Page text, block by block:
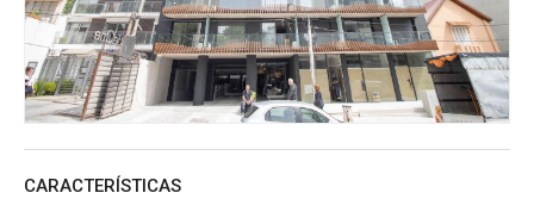
CARACTERÍSTICAS